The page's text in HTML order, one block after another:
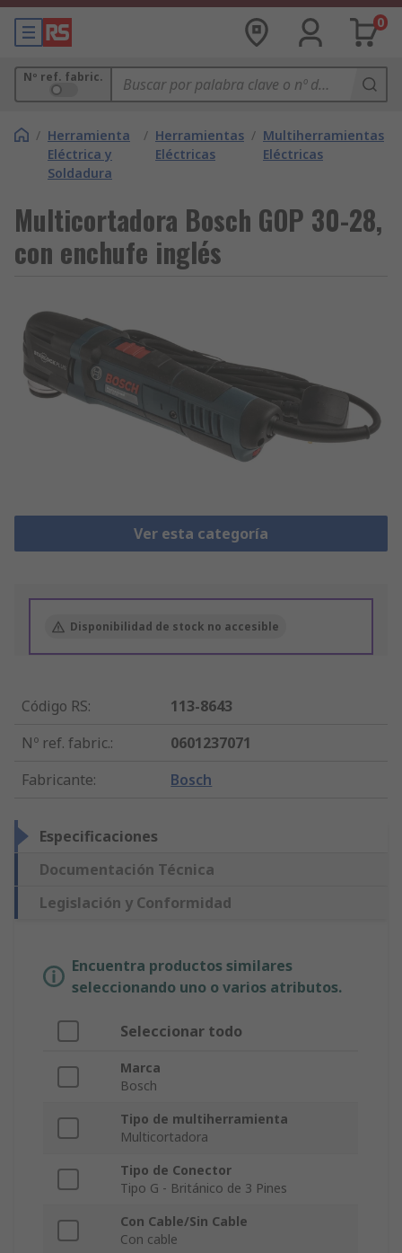
0
Nº ref. fabric.
/ Herramienta
Eléctrica y
Soldadura
/ Herramientas
Eléctricas
/ Multiherramientas
Eléctricas
Multicortadora Bosch GOP 30-28,
con enchufe inglés
Ver esta categoría
Disponibilidad de stock no accesible
Código RS:
113-8643
Nº ref. fabric.:
0601237071
Fabricante: Bosch
Especificaciones
Documentación Técnica
Legislación y Conformidad
Encuentra productos similares
seleccionando uno o varios atributos.
Seleccionar todo
Marca
Bosch
Tipo de multiherramienta
Multicortadora
Tipo de Conector
Tipo G - Británico de 3 Pines
Con Cable/Sin Cable
Con cable